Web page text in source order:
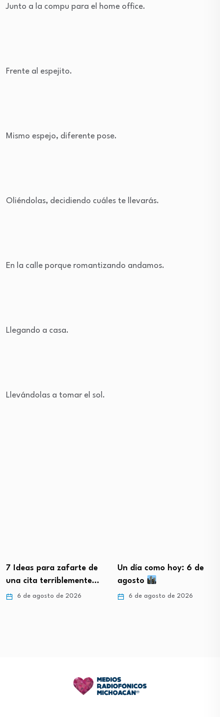
Junto a la compu para el home office.
Frente al espejito.
Mismo espejo, diferente pose.
Oliéndolas, decidiendo cuáles te llevarás.
En la calle porque romantizando andamos.
Llegando a casa.
Llevándolas a tomar el sol.
7 Ideas para zafarte de
una cita terriblemente…
6 de agosto de 2026
Un día como hoy: 6 de
agosto
6 de agosto de 2026